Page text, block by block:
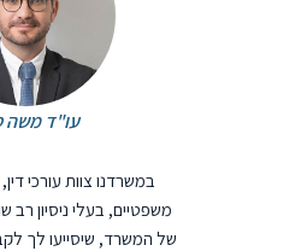
עו"ד משה
במשרדנו צוות עורכי
משפטיים, בעלי ניסיון רב
של המשרד, שיסייעו לך